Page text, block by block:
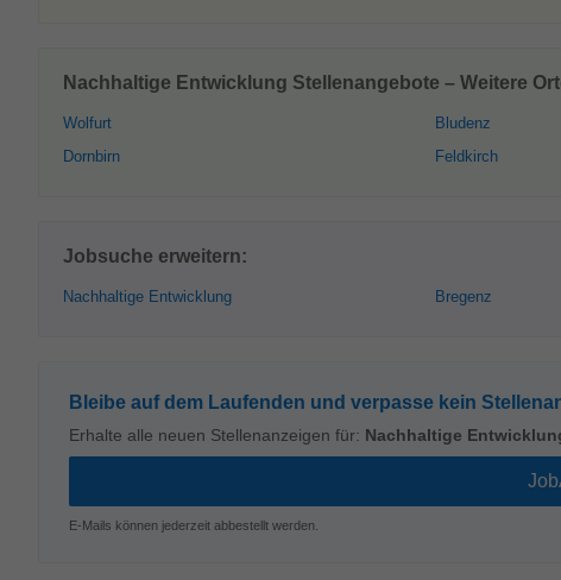
Nachhaltige Entwicklung Stellenangebote – Weitere
Wolfurt
Dornbirn
Bludenz
Feldkirch
Jobsuche erweitern:
Nachhaltige Entwicklung Bregenz
Bleibe auf dem Laufenden und verpasse kein
Erhalte alle neuen Stellenanzeigen für: Nachhaltige
E-Mails können jederzeit abbestellt werden.